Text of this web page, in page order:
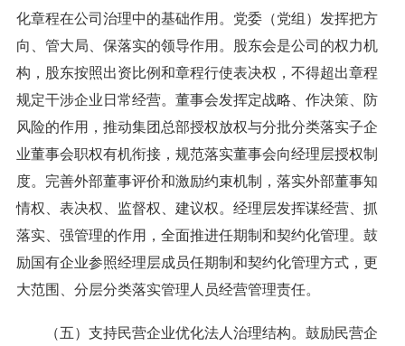
化章程在公司治理中的基础作用。党委（党组）发挥把方
向、管大局、保落实的领导作用。股东会是公司的权力机
构，股东按照出资比例和章程行使表决权，不得超出章程
规定干涉企业日常经营。董事会发挥定战略、作决策、防
风险的作用，推动集团总部授权放权与分批分类落实子企
业董事会职权有机衔接，规范落实董事会向经理层授权制
度。完善外部董事评价和激励约束机制，落实外部董事知
情权、表决权、监督权、建议权。经理层发挥谋经营、抓
落实、强管理的作用，全面推进任期制和契约化管理。鼓
励国有企业参照经理层成员任期制和契约化管理方式，更
大范围、分层分类落实管理人员经营管理责任。
（五）支持民营企业优化法人治理结构。鼓励民营企